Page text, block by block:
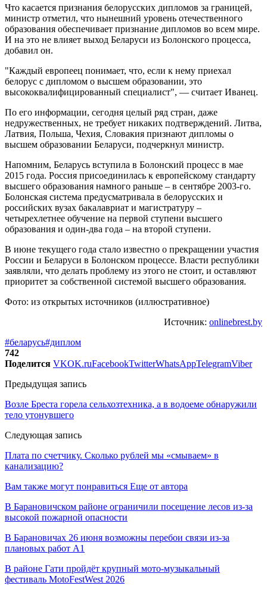
Что касается признания белорусских дипломов за границей,
министр отметил, что нынешний уровень отечественного
образования обеспечивает признание дипломов во всем мире.
И на это не влияет выход Беларуси из Болонского процесса,
добавил он.
"Каждый европеец понимает, что, если к нему приехал
белорус с дипломом о высшем образовании, это
высококвалифицированный специалист", — считает Иванец.
По его информации, сегодня целый ряд стран, даже
недружественных, не требует никаких подтверждений. Литва,
Латвия, Польша, Чехия, Словакия признают дипломы о
высшем образовании Беларуси, подчеркнул министр.
Напомним, Беларусь вступила в Болонский процесс в мае
2015 года. Россия присоединилась к европейскому стандарту
высшего образования намного раньше – в сентябре 2003-го.
Болонская система предусматривала в белорусских и
российских вузах бакалавриат и магистратуру –
четырехлетнее обучение на первой ступени высшего
образования и один-два года – на второй ступени.
В июне текущего года стало известно о прекращении участия
России и Беларуси в Болонском процессе. Власти республики
заявляли, что делать проблему из этого не стоит, и оставляют
приоритет за собственной системой высшего образования.
Фото: из открытых источников (иллюстративное)
Источник: onlinebrest.by
#беларусь#диплом
742
Поделится VKOK.ruFacebookTwitterWhatsAppTelegramViber
Предыдущая запись
Возле Бреста горела сельхозтехника, а в водоеме обнаружили
тело утонувшего
Следующая запись
Плата по счетчику. Сколько рублей мы «смываем» в
канализацию?
Вам также могут понравиться Еще от автора
В Барановичском районе ограничили посещение лесов из-за
высокой пожарной опасности
В Барановичах 26 июня возможны перебои связи из-за
плановых работ A1
В районе Гати пройдёт крупный мото-музыкальный
фестиваль MotoFestWest 2026